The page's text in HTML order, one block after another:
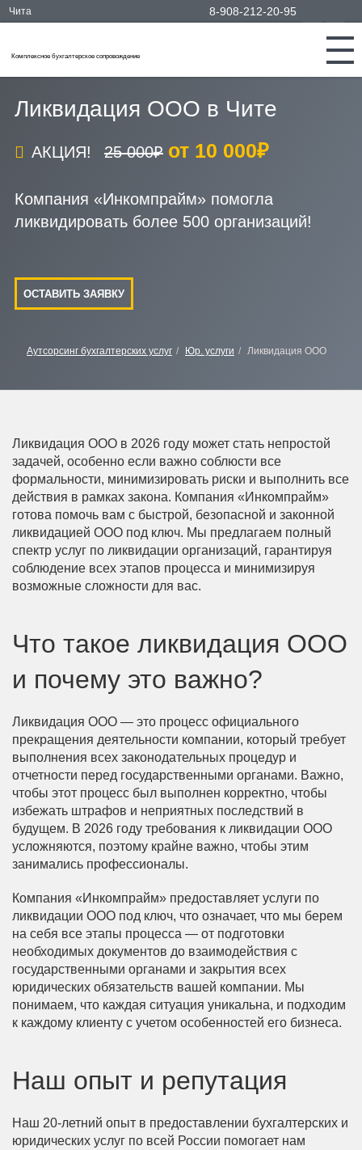
Чита 8-908-212-20-95
Комплексное бухгалтерское сопровождение
Ликвидация ООО в Чите
АКЦИЯ! 25 000₽ от 10 000₽
Компания «Инкомпрайм» помогла
ликвидировать более 500 организаций!
ОСТАВИТЬ ЗАЯВКУ
Аутсорсинг бухгалтерских услуг Юр. услуги Ликвидация ООО
Ликвидация ООО в 2026 году может стать непростой
задачей, особенно если важно соблюсти все
формальности, минимизировать риски и выполнить все
действия в рамках закона. Компания «Инкомпрайм»
готова помочь вам с быстрой, безопасной и законной
ликвидацией ООО под ключ. Мы предлагаем полный
спектр услуг по ликвидации организаций, гарантируя
соблюдение всех этапов процесса и минимизируя
возможные сложности для вас.
Что такое ликвидация ООО
и почему это важно?
Ликвидация ООО — это процесс официального
прекращения деятельности компании, который требует
выполнения всех законодательных процедур и
отчетности перед государственными органами. Важно,
чтобы этот процесс был выполнен корректно, чтобы
избежать штрафов и неприятных последствий в
будущем. В 2026 году требования к ликвидации ООО
усложняются, поэтому крайне важно, чтобы этим
занимались профессионалы.
Компания «Инкомпрайм» предоставляет услуги по
ликвидации ООО под ключ, что означает, что мы берем
на себя все этапы процесса — от подготовки
необходимых документов до взаимодействия с
государственными органами и закрытия всех
юридических обязательств вашей компании. Мы
понимаем, что каждая ситуация уникальна, и подходим
к каждому клиенту с учетом особенностей его бизнеса.
Наш опыт и репутация
Наш 20-летний опыт в предоставлении бухгалтерских и
юридических услуг по всей России помогает нам